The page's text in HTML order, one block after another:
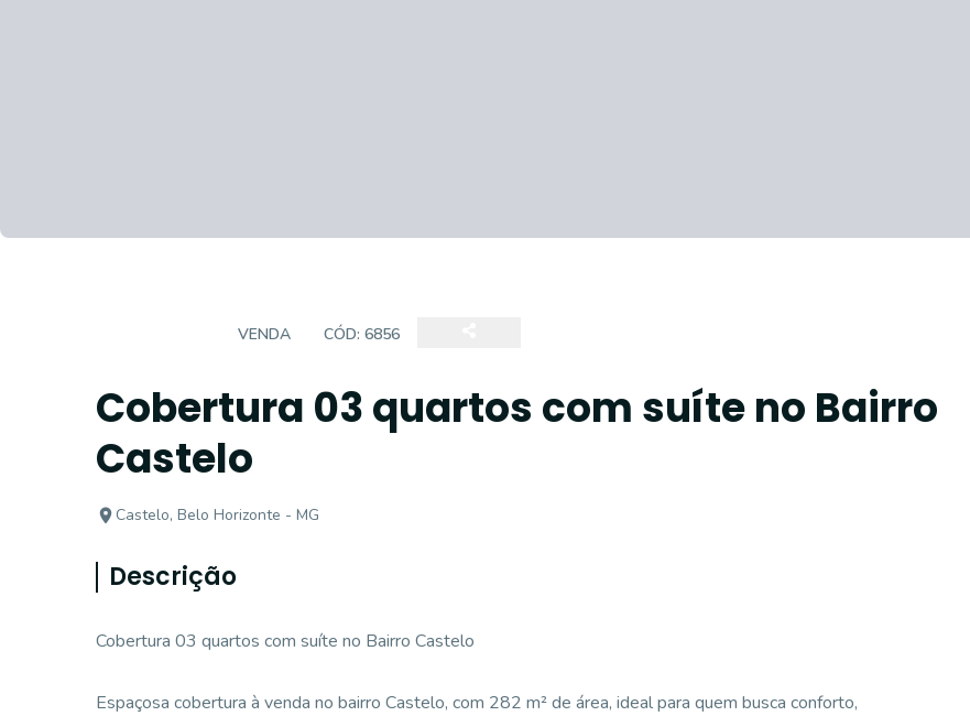
VENDA CÓD: 6856
Cobertura 03 quartos com suíte no Bairro
Castelo
Castelo, Belo Horizonte - MG
Descrição
Cobertura 03 quartos com suíte no Bairro Castelo
Espaçosa cobertura à venda no bairro Castelo, com 282 m² de área, ideal para quem busca conforto,